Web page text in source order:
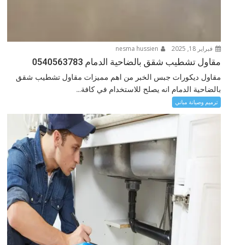
فبراير 18, 2025
مقاول تشطيب شقق بالضاحية الدمام 0540563783
مقاول ديكورات جبس الخبر من اهم مميزات مقاول تشطيب شقق
بالضاحية الدمام انه يصلح للاستخدام في كافة...
ترميم وصيانة مباني